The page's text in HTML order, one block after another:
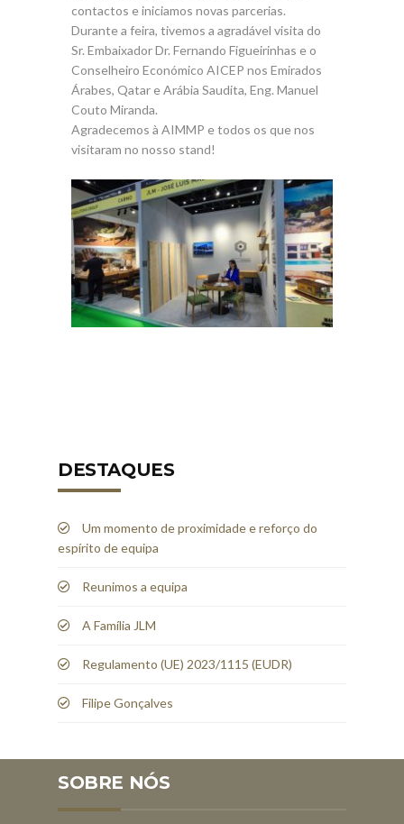
contactos e iniciamos novas parcerias.
Durante a feira, tivemos a agradável visita do
Sr. Embaixador Dr. Fernando Figueirinhas e o
Conselheiro Económico AICEP nos Emirados
Árabes, Qatar e Arábia Saudita, Eng. Manuel
Couto Miranda.
Agradecemos à AIMMP e todos os que nos
visitaram no nosso stand!
DESTAQUES
Um momento de proximidade e reforço do
espírito de equipa
Reunimos a equipa
A Família JLM
Regulamento (UE) 2023/1115 (EUDR)
Filipe Gonçalves
SOBRE NÓS